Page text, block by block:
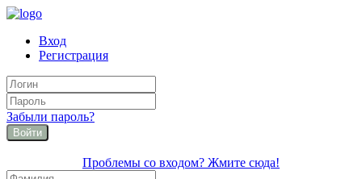
Вход
Регистрация
Забыли пароль?
Войти
Проблемы со входом? Жмите сюда!